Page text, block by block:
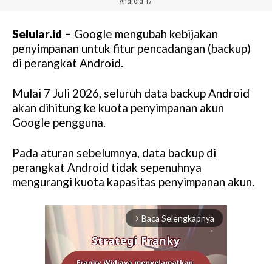
Selular.id – Google mengubah kebijakan
penyimpanan untuk fitur pencadangan (backup)
di perangkat Android.
Mulai 7 Juli 2026, seluruh data backup Android
akan dihitung ke kuota penyimpanan akun
Google pengguna.
Pada aturan sebelumnya, data backup di
perangkat Android tidak sepenuhnya
mengurangi kuota kapasitas penyimpanan akun.
arrow_forward_ios Baca Selengkapnya